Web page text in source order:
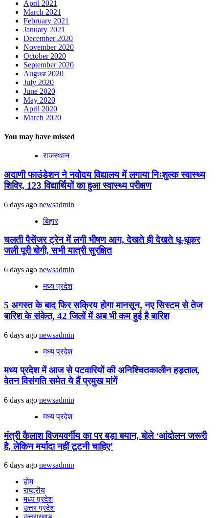
April 2021
March 2021
February 2021
January 2021
December 2020
November 2020
October 2020
September 2020
August 2020
July 2020
June 2020
May 2020
April 2020
March 2020
You may have missed
राजस्थान
अदाणी फाउंडेशन ने नवोदय विद्यालय में लगाया निःशुल्क स्वास्थ्य
शिविर, 123 विद्यार्थियों का हुआ स्वास्थ्य परीक्षण
6 days ago newsadmin
बिहार
चलती पैसेंजर ट्रेन में लगी भीषण आग, देखते ही देखते धू-धूकर
जली पूरी बोगी, सभी यात्री सुरक्षित
6 days ago newsadmin
मध्य प्रदेश
5 अगस्त के बाद फिर सक्रिय होगा मानसून, नए सिस्टम से तेज
बारिश के संकेत, 42 जिलों में अब भी कम हुई है बारिश
6 days ago newsadmin
मध्य प्रदेश
मध्य प्रदेश में आज से पटवारियों की अनिश्चितकालीन हड़ताल,
वेतन विसंगति समेत ये हैं प्रमुख मांगें
6 days ago newsadmin
मध्य प्रदेश
मंत्री कैलाश विजयवर्गीय का पर बड़ा बयान, बोले ‘आंदोलन जरूरी
है, लेकिन मर्यादा नहीं टूटनी चाहिए’
6 days ago newsadmin
होम
राष्ट्रीय
मध्य प्रदेश
उत्तर प्रदेश